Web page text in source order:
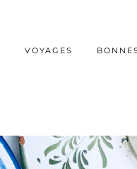
VOYAGES